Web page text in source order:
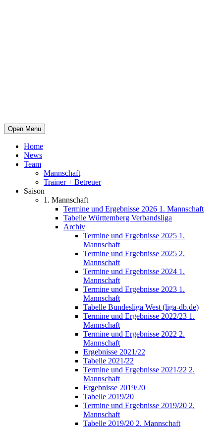
Open Menu
Home
News
Team
Mannschaft
Trainer + Betreuer
Saison
1. Mannschaft
Termine und Ergebnisse 2026 1. Mannschaft
Tabelle Württemberg Verbandsliga
Archiv
Termine und Ergebnisse 2025 1.
Mannschaft
Termine und Ergebnisse 2025 2.
Mannschaft
Termine und Ergebnisse 2024 1.
Mannschaft
Termine und Ergebnisse 2023 1.
Mannschaft
Tabelle Bundesliga West (liga-db.de)
Termine und Ergebnisse 2022/23 1.
Mannschaft
Termine und Ergebnisse 2022 2.
Mannschaft
Ergebnisse 2021/22
Tabelle 2021/22
Termine und Ergebnisse 2021/22 2.
Mannschaft
Ergebnisse 2019/20
Tabelle 2019/20
Termine und Ergebnisse 2019/20 2.
Mannschaft
Tabelle 2019/20 2. Mannschaft